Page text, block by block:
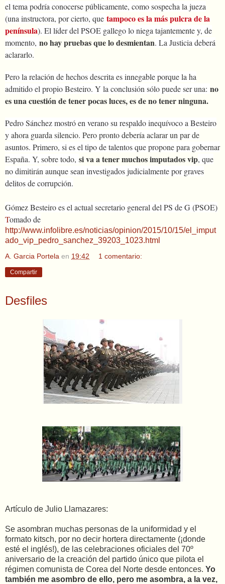
el tema podría conocerse públicamente, como sospecha la jueza
(una instructora, por cierto, que tampoco es la más pulcra de la
península). El líder del PSOE gallego lo niega tajantemente y, de
momento, no hay pruebas que lo desmientan. La Justicia deberá
aclararlo.
Pero la relación de hechos descrita es innegable porque la ha
admitido el propio Besteiro. Y la conclusión sólo puede ser una: no
es una cuestión de tener pocas luces, es de no tener ninguna.
Pedro Sánchez mostró en verano su respaldo inequívoco a Besteiro
y ahora guarda silencio. Pero pronto debería aclarar un par de
asuntos. Primero, si es el tipo de talentos que propone para gobernar
España. Y, sobre todo, si va a tener muchos imputados vip, que
no dimitirán aunque sean investigados judicialmente por graves
delitos de corrupción.
Gómez Besteiro es el actual secretario general del PS de G (PSOE)
Tomado de
http://www.infolibre.es/noticias/opinion/2015/10/15/el_imput
ado_vip_pedro_sanchez_39203_1023.html
A. Garcia Portela en 19:42 1 comentario:
Compartir
Desfiles
Artículo de Julio Llamazares:
Se asombran muchas personas de la uniformidad y el
formato kitsch, por no decir hortera directamente (¡donde
esté el inglés!), de las celebraciones oficiales del 70º
aniversario de la creación del partido único que pilota el
régimen comunista de Corea del Norte desde entonces. Yo
también me asombro de ello, pero me asombra, a la vez,